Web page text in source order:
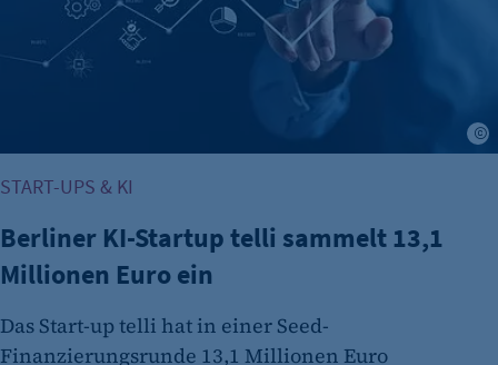
START-UPS & KI
Berliner KI-Startup telli sammelt 13,1
Millionen Euro ein
Das Start-up telli hat in einer Seed-
Finanzierungsrunde 13,1 Millionen Euro